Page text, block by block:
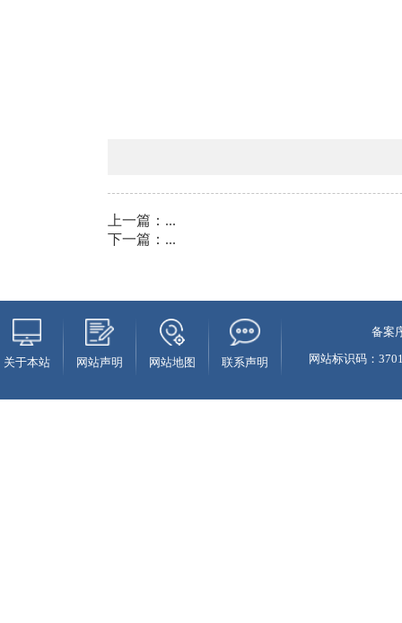
上一篇： ...
下一篇： ...
关于本站 网站声明 网站地图 联系声明
备案
网站标识码：